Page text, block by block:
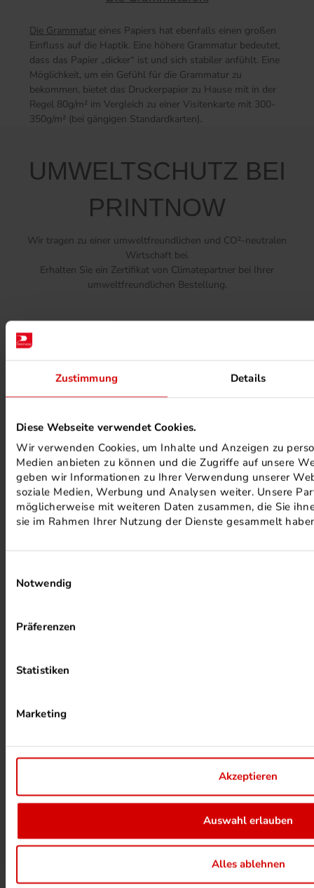
Zustimmung Details
Diese Webseite verwendet Cookies.
Wir verwenden Cookies, um Inhalte und Anzeigen zu
Medien anbieten zu können und die Zugriffe auf unsere
geben wir Informationen zu Ihrer Verwendung unserer
soziale Medien, Werbung und Analysen weiter. Unsere
möglicherweise mit weiteren Daten zusammen, die Sie
sie im Rahmen Ihrer Nutzung der Dienste gesammelt
Notwendig
Präferenzen
Statistiken
Marketing
Akzeptieren
Auswahl erlauben
Alles ablehnen
Die Grammatur eines Papiers hat ebenfalls einen großen
Einfluss auf die Haptik. Eine höhere Grammatur bedeutet,
dass das Papier „dicker“ ist und sich stabiler anfühlt. Eine
Möglichkeit, um ein Gefühl für die Grammatur zu
bekommen, bietet das Druckerpapier zu Hause mit in der
Regel 80g/m² im Vergleich zu einer Visitenkarte mit 300-
350g/m² (bei gängigen Standardkarten).
UMWELTSCHUTZ BEI
PRINTNOW
Wir tragen zu einer umweltfreundlichen und CO²-neutralen
Wirtschaft bei.
Erhalten Sie ein Zertifikat von Climatepartner bei Ihrer
umweltfreundlichen Bestellung.
FSC ® ZERTIFIZIERTE DRUCKEREI